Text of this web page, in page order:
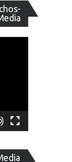
de
vídeo